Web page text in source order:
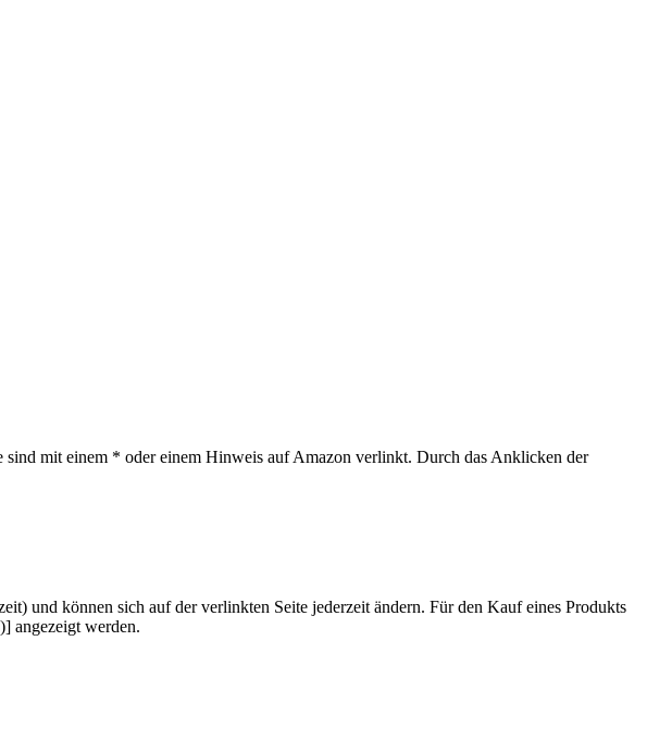
mit einem * oder einem Hinweis auf Amazon verlinkt. Durch das Anklicken der
und können sich auf der verlinkten Seite jederzeit ändern. Für den Kauf eines Produkts
angezeigt werden.